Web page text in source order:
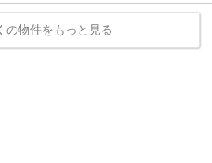
の物件をもっと見る